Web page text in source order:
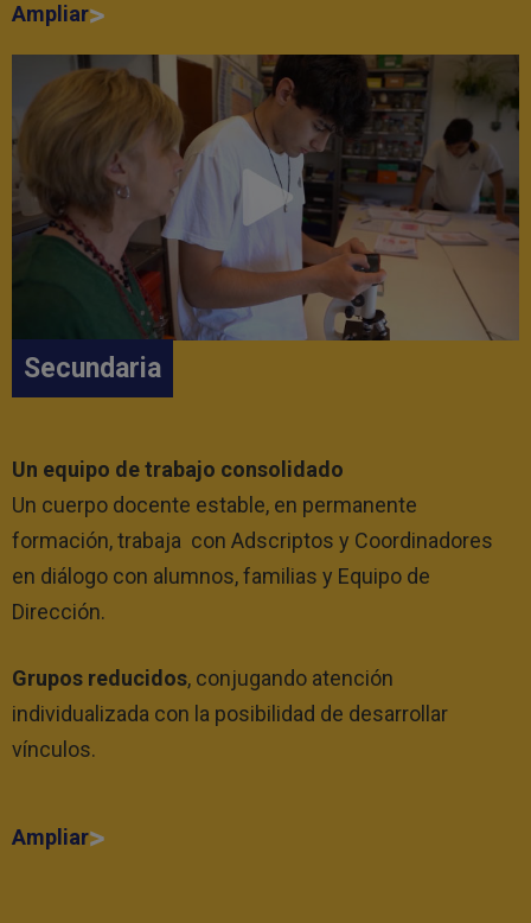
Ampliar
Secundaria
Un equipo de trabajo consolidado
Un cuerpo docente estable, en permanente
formación, trabaja con Adscriptos y Coordinadores
en diálogo con alumnos, familias y Equipo de
Dirección.
Grupos reducidos, conjugando atención
individualizada con la posibilidad de desarrollar
vínculos.
Ampliar